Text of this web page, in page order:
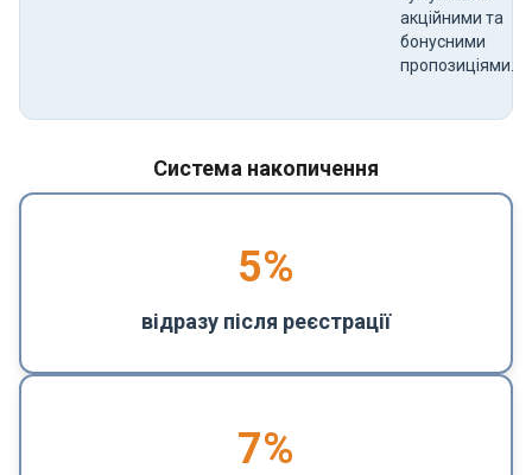
акційними та
бонусними
пропозиціями.
Система накопичення
5%
відразу після реєстрації
7%